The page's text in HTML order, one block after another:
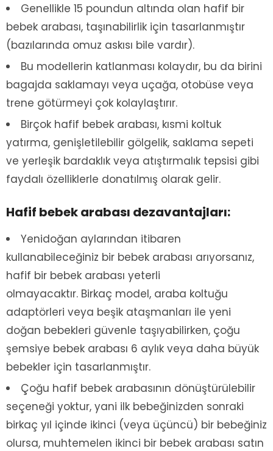
Genellikle 15 poundun altında olan hafif bir
bebek arabası, taşınabilirlik için tasarlanmıştır
(bazılarında omuz askısı bile vardır).
Bu modellerin katlanması kolaydır, bu da birini
bagajda saklamayı veya uçağa, otobüse veya
trene götürmeyi çok kolaylaştırır.
Birçok hafif bebek arabası, kısmi koltuk
yatırma, genişletilebilir gölgelik, saklama sepeti
ve yerleşik bardaklık veya atıştırmalık tepsisi gibi
faydalı özelliklerle donatılmış olarak gelir.
Hafif bebek arabası dezavantajları:
Yenidoğan aylarından itibaren
kullanabileceğiniz bir bebek arabası arıyorsanız,
hafif bir bebek arabası yeterli
olmayacaktır. Birkaç model, araba koltuğu
adaptörleri veya beşik ataşmanları ile yeni
doğan bebekleri güvenle taşıyabilirken, çoğu
şemsiye bebek arabası 6 aylık veya daha büyük
bebekler için tasarlanmıştır.
Çoğu hafif bebek arabasının dönüştürülebilir
seçeneği yoktur, yani ilk bebeğinizden sonraki
birkaç yıl içinde ikinci (veya üçüncü) bir bebeğiniz
olursa, muhtemelen ikinci bir bebek arabası satın